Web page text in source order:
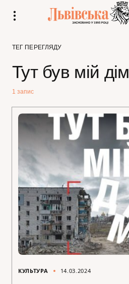
ТЕГ ПЕРЕГЛЯДУ
Тут був мій дім
1 запис
КУЛЬТУРА 14.03.2024